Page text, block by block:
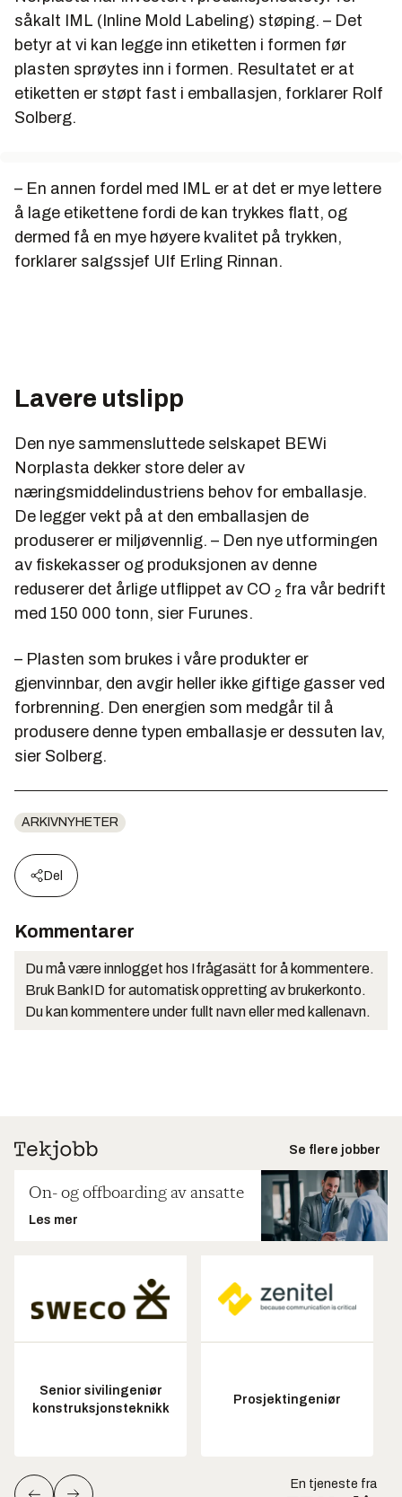
såkalt IML (Inline Mold Labeling) støping. – Det
betyr at vi kan legge inn etiketten i formen før
plasten sprøytes inn i formen. Resultatet er at
etiketten er støpt fast i emballasjen, forklarer Rolf
Solberg.
– En annen fordel med IML er at det er mye lettere
å lage etikettene fordi de kan trykkes flatt, og
dermed få en mye høyere kvalitet på trykken,
forklarer salgssjef Ulf Erling Rinnan.
Lavere utslipp
Den nye sammensluttede selskapet BEWi
Norplasta dekker store deler av
næringsmiddelindustriens behov for emballasje.
De legger vekt på at den emballasjen de
produserer er miljøvennlig. – Den nye utformingen
av fiskekasser og produksjonen av denne
reduserer det årlige utflippet av CO 2 fra vår bedrift
med 150 000 tonn, sier Furunes.
– Plasten som brukes i våre produkter er
gjenvinnbar, den avgir heller ikke giftige gasser ved
forbrenning. Den energien som medgår til å
produsere denne typen emballasje er dessuten lav,
sier Solberg.
ARKIVNYHETER
Del
Kommentarer
Du må være innlogget hos Ifrågasätt for å kommentere.
Bruk BankID for automatisk oppretting av brukerkonto.
Du kan kommentere under fullt navn eller med kallenavn.
Se flere jobber
On- og offboarding av ansatte
Les mer
Senior sivilingeniør
konstruksjonsteknikk
Prosjektingeniør
En tjeneste fra